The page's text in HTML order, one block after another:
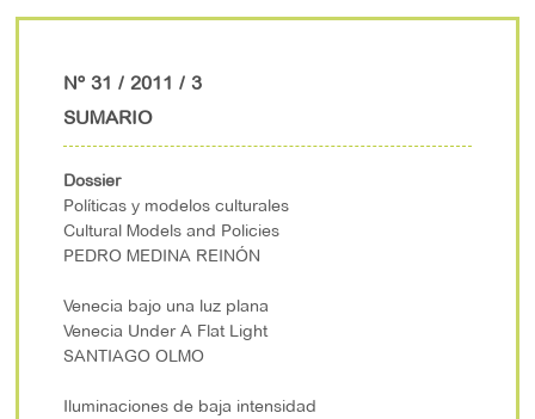
Nº 31 / 2011 / 3
SUMARIO
Dossier
Políticas y modelos culturales
Cultural Models and Policies
PEDRO MEDINA REINÓN
Venecia bajo una luz plana
Venecia Under A Flat Light
SANTIAGO OLMO
Iluminaciones de baja intensidad